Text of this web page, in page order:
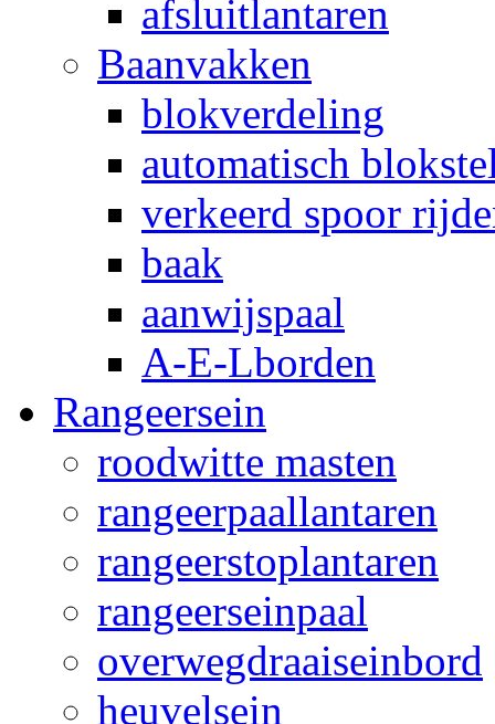
afsluitlantaren
Baanvakken
blokverdeling
automatisch
verkeerd spoor
baak
aanwijspaal
A-E-Lborden
Rangeersein
roodwitte masten
rangeerpaallantaren
rangeerstoplantaren
rangeerseinpaal
overwegdraaiseinbord
heuvelsein